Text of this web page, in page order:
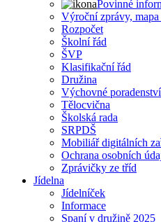
Povinné
Výroční zprávy,
Rozpočet
Školní řád
ŠVP
Klasifikační řád
Družina
Výchovné
Tělocvična
Školská rada
SRPDŠ
Mobiliář digitálních
Ochrana osobních
Zprávičky ze tříd
Jídelna
Jídelníček
Informace
Spaní v družině 2025